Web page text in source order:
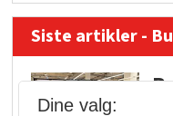
Siste artikler -
Dine valg: